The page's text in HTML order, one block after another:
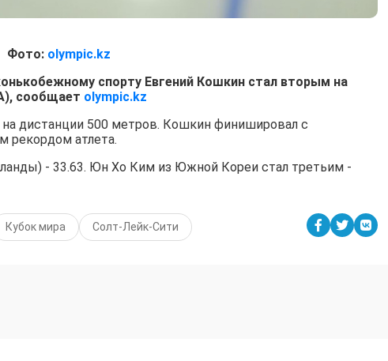
Фото: olympic.kz
спорту Евгений Кошкин стал вторым на
сообщает olympic.kz
дистанции 500 метров. Кошкин финишировал с
рекордом атлета.
- 33.63. Юн Хо Ким из Южной Кореи стал третьим -
Кубок мира Солт-Лейк-Сити